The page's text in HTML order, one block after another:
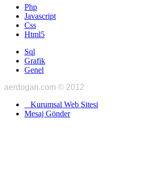
Php
Javascript
Css
Html5
Sql
Grafik
Genel
aerdogan.com © 2012
Kurumsal Web Sitesi
Mesaj Gönder